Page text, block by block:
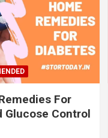
For
Glucose Control